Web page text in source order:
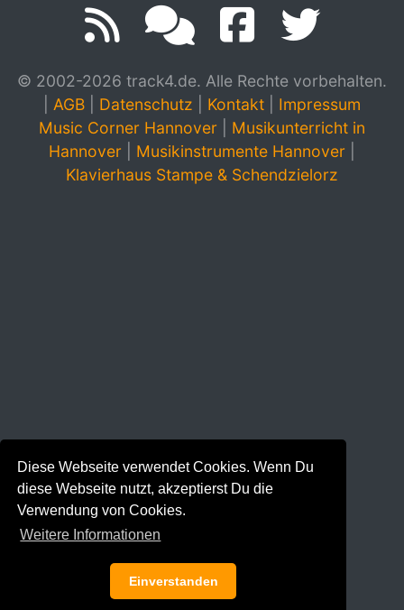
Diese Webseite verwendet Cookies. Wenn Du
diese Webseite nutzt, akzeptierst Du die
Verwendung von Cookies.
Weitere Informationen
Einverstanden
© 2002-2026 track4.de. Alle Rechte vorbehalten.
AGB Datenschutz Kontakt
Impressum
Music Corner Hannover
Musikunterricht in
Hannover
Musikinstrumente Hannover
Klavierhaus Stampe & Schendzielorz